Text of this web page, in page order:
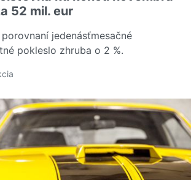
52 mil. eur
jedenásťmesačné
pokleslo zhruba o 2 %.